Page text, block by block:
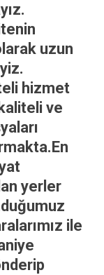
uzun
hizmet
ve
yerler
ile